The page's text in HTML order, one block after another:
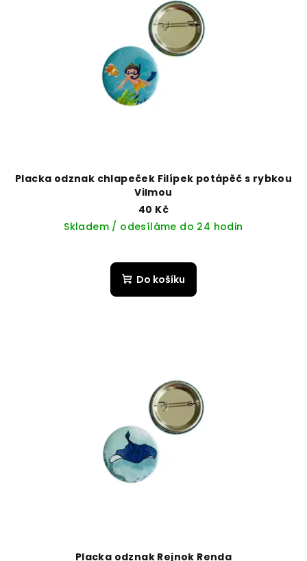
Placka odznak chlapeček Filípek potápěč s rybkou
Vilmou
40 Kč
Skladem / odesíláme do 24 hodin
Do košíku
Placka odznak Rejnok Renda